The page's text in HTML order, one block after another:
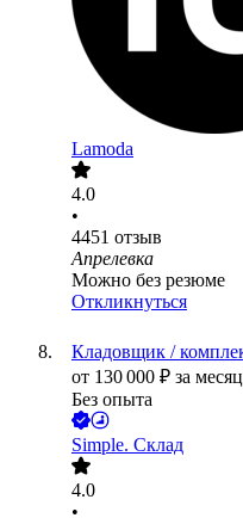
Lamoda
4.0
•
4451 отзыв
Апрелевка
Можно без резюме
Откликнуться
Кладовщик /
от 130 000 ₽ за
Без опыта
Simple. Склад
4.0
•